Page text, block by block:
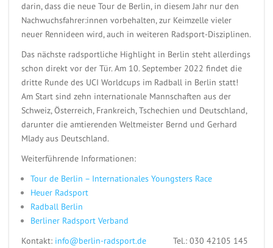
darin, dass die neue Tour de Berlin, in diesem Jahr nur den
Nachwuchsfahrer:innen vorbehalten, zur Keimzelle vieler
neuer Rennideen wird, auch in weiteren Radsport-Disziplinen.
Das nächste radsportliche Highlight in Berlin steht allerdings
schon direkt vor der Tür. Am 10. September 2022 findet die
dritte Runde des UCI Worldcups im Radball in Berlin statt!
Am Start sind zehn internationale Mannschaften aus der
Schweiz, Österreich, Frankreich, Tschechien und Deutschland,
darunter die amtierenden Weltmeister Bernd und Gerhard
Mlady aus Deutschland.
Weiterführende Informationen:
Tour de Berlin – Internationales Youngsters Race
Heuer Radsport
Radball Berlin
Berliner Radsport Verband
Kontakt: info@berlin-radsport.de Tel.: 030 42105 145